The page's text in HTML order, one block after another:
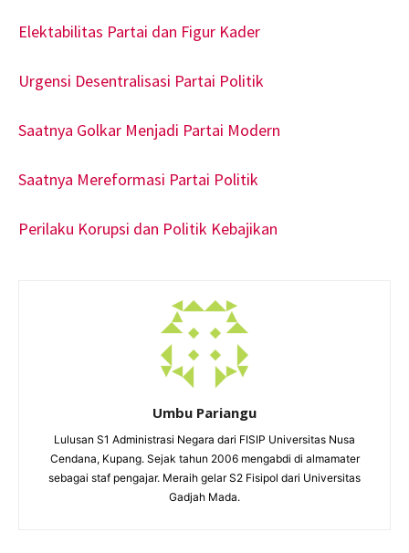
Elektabilitas Partai dan Figur Kader
Urgensi Desentralisasi Partai Politik
Saatnya Golkar Menjadi Partai Modern
Saatnya Mereformasi Partai Politik
Perilaku Korupsi dan Politik Kebajikan
Umbu Pariangu
Lulusan S1 Administrasi Negara dari FISIP Universitas Nusa
Cendana, Kupang. Sejak tahun 2006 mengabdi di almamater
sebagai staf pengajar. Meraih gelar S2 Fisipol dari Universitas
Gadjah Mada.